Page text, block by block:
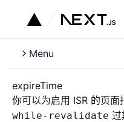
Menu
expireTime
你可以为启用 ISR 的页面
while-revalidate 过